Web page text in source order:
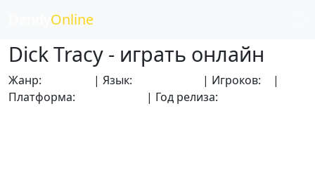
Online
Dick Tracy - играть онлайн
Жанр: | Язык: | Игроков:
|
Платформа:
| Год релиза: